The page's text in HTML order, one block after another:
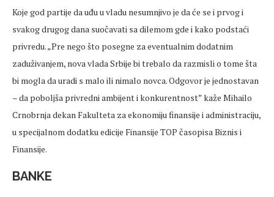
Koje god partije da uđu u vladu nesumnjivo je da će se i prvog i
svakog drugog dana suočavati sa dilemom gde i kako podstaći
privredu. „Pre nego što posegne za eventualnim dodatnim
zaduživanjem, nova vlada Srbije bi trebalo da razmisli o tome šta
bi mogla da uradi s malo ili nimalo novca. Odgovor je jednostavan
– da poboljša privredni ambijent i konkurentnost” kaže Mihailo
Crnobrnja dekan Fakulteta za ekonomiju finansije i administraciju,
u specijalnom dodatku edicije Finansije TOP časopisa Biznis i
Finansije.
BANKE